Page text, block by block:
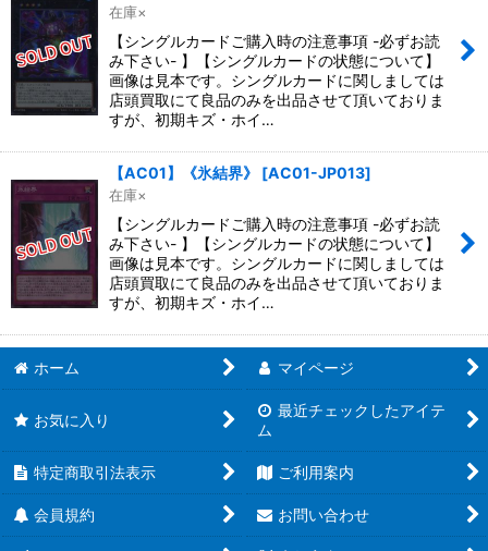
在庫×
【シングルカードご購入時の注意事項 -必ずお読
み下さい- 】【シングルカードの状態について】
画像は見本です。シングルカードに関しましては
店頭買取にて良品のみを出品させて頂いておりま
すが、初期キズ・ホイ…
【AC01】《氷結界》 [AC01-JP013]
在庫×
【シングルカードご購入時の注意事項 -必ずお読
み下さい- 】【シングルカードの状態について】
画像は見本です。シングルカードに関しましては
店頭買取にて良品のみを出品させて頂いておりま
すが、初期キズ・ホイ…
ホーム マイページ
お気に入り
最近チェックしたアイテ
ム
特定商取引法表示 ご利用案内
会員規約 お問い合わせ